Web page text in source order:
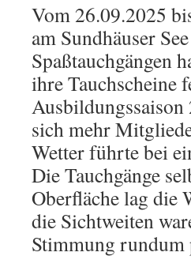
Vom 26.09.2025
am Sundhäuser
Spaßtauchgängen
ihre Tauchscheine
sich mehr
Wetter führte bei
Die Tauchgänge
Oberfläche lag die
die Sichtweiten
Stimmung rundum